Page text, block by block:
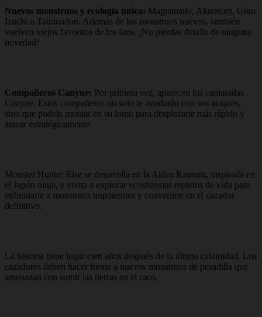
Nuevos monstruos y ecología única: Magnamalo, Aknosom, Gran
Izuchi o Tatranadon. Además de los monstruos nuevos, también
vuelven viejos favoritos de los fans. ¡No pierdas detalle de ninguna
novedad!
Compañeros Canyne: Por primera vez, aparecen los camaradas
Canyne. Estos compañeros no solo te ayudarán con sus ataques,
sino que podrás montar en su lomo para desplazarte más rápido y
atacar estratégicamente.
Monster Hunter Rise se desarrolla en la Aldea Kamura, inspirada en
el Japón ninja, e invita a explorar ecosistemas repletos de vida para
enfrentarte a monstruos imponentes y convertirte en el cazador
definitivo.
La historia tiene lugar cien años después de la última calamidad. Los
cazadores deben hacer frente a nuevos monstruos de pesadilla que
amenazan con sumir las tierras en el caos.